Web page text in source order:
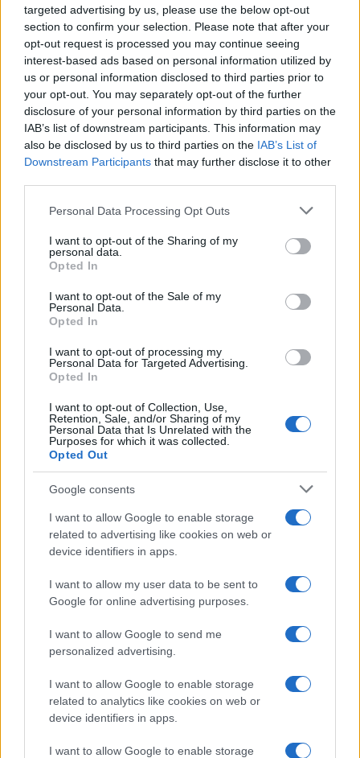
targeted advertising by us, please use the below opt-out
section to confirm your selection. Please note that after your
opt-out request is processed you may continue seeing
interest-based ads based on personal information utilized by
us or personal information disclosed to third parties prior to
your opt-out. You may separately opt-out of the further
disclosure of your personal information by third parties on the
IAB’s list of downstream participants. This information may
also be disclosed by us to third parties on the IAB’s List of
Downstream Participants that may further disclose it to other
Please note that this website/app uses one or more Google
not limited to your visit or usage behaviour. You may click to
grant or deny consent to Google and its third-party tags to
use your data for below specified purposes in below Google
consent section.
Personal Data Processing Opt Outs
I want to opt-out of the Sharing of my
personal data.
Opted In
I want to opt-out of the Sale of my
Personal Data.
Opted In
I want to opt-out of processing my
Personal Data for Targeted Advertising.
Opted In
I want to opt-out of Collection, Use,
Retention, Sale, and/or Sharing of my
Personal Data that Is Unrelated with the
Purposes for which it was collected.
Opted Out
Google consents
I want to allow Google to enable storage
related to advertising like cookies on web or
device identifiers in apps.
I want to allow my user data to be sent to
Google for online advertising purposes.
I want to allow Google to send me
personalized advertising.
I want to allow Google to enable storage
related to analytics like cookies on web or
device identifiers in apps.
I want to allow Google to enable storage
Continua a leggere
NEWS
emozioni e canti
Marco Tessari · 3 Ago 2026